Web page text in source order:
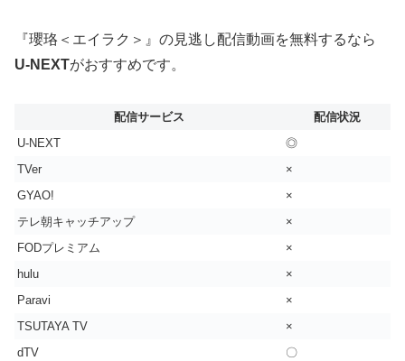
『瓔珞＜エイラク＞』の見逃し配信動画を無料するなら
U-NEXTがおすすめです。
配信サービス
配信状況
U-NEXT
◎
TVer
×
GYAO!
×
テレ朝キャッチアップ
×
FODプレミアム
×
hulu
×
Paravi
×
TSUTAYA TV
×
dTV
〇